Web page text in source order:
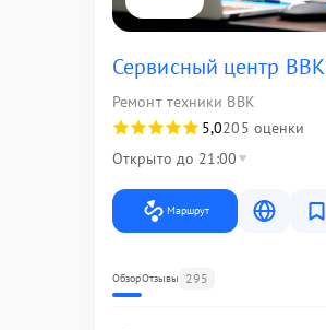
Сервисный центр BBK
Ремонт техники BBK
5,0205 оценки
Открыто до 21:00
Маршрут
ОбзорОтзывы 295